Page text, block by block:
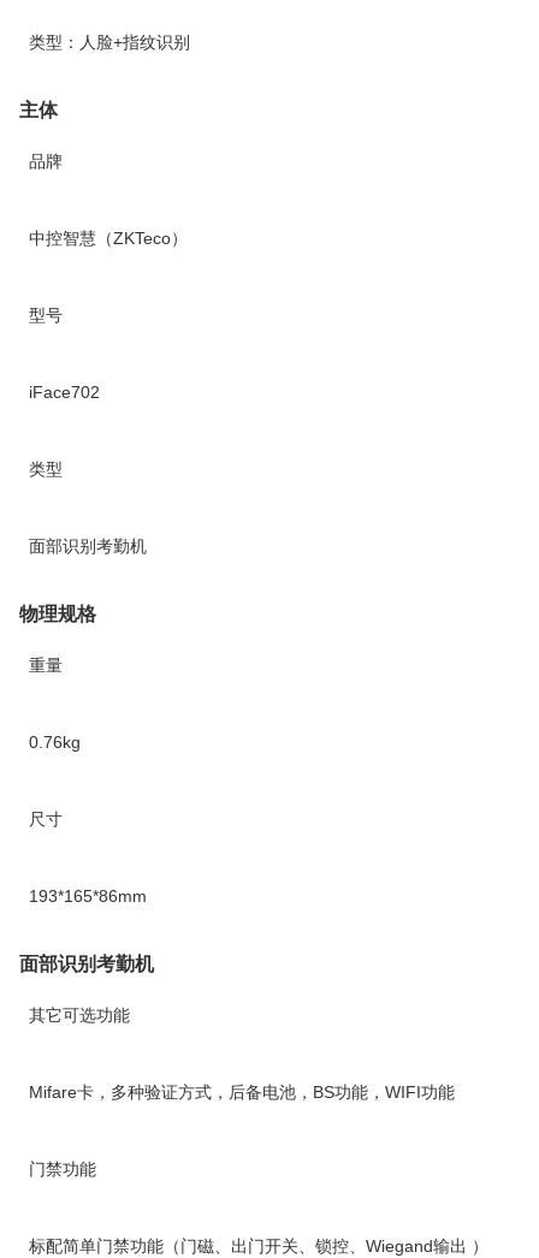
类型：人脸+指纹识别
主体
品牌
中控智慧（ZKTeco）
型号
iFace702
类型
面部识别考勤机
物理规格
重量
0.76kg
尺寸
193*165*86mm
面部识别考勤机
其它可选功能
Mifare卡，多种验证方式，后备电池，BS功能，WIFI功能
门禁功能
标配简单门禁功能（门磁、出门开关、锁控、Wiegand输出 ）